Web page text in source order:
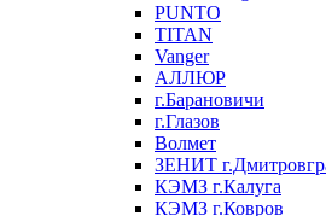
PUNTO
TITAN
Vanger
АЛЛЮР
г.Барановичи
г.Глазов
Волмет
ЗЕНИТ
КЭМЗ г.Калуга
КЭМЗ г.Ковров